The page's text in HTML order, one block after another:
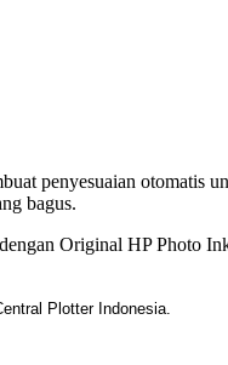
penyesuaian otomatis
bagus.
Original HP Photo
Plotter Indonesia.